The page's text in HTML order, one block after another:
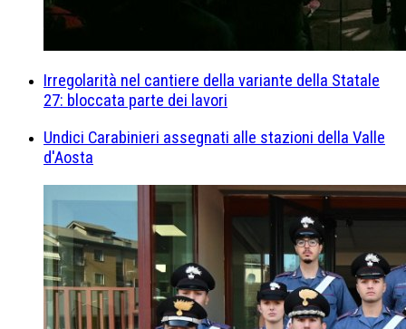
Irregolarità nel cantiere della variante della Statale
27: bloccata parte dei lavori
Undici Carabinieri assegnati alle stazioni della Valle
d'Aosta